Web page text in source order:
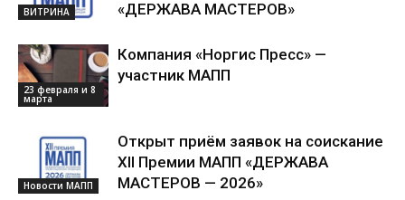
ВИТРИНА
«ДЕРЖАВА МАСТЕРОВ»
23 февраля и 8
марта
Компания «Норгис Пресс» —
участник МАПП
Новости МАПП
Открыт приём заявок на соискание
XII Премии МАПП «ДЕРЖАВА
МАСТЕРОВ — 2026»